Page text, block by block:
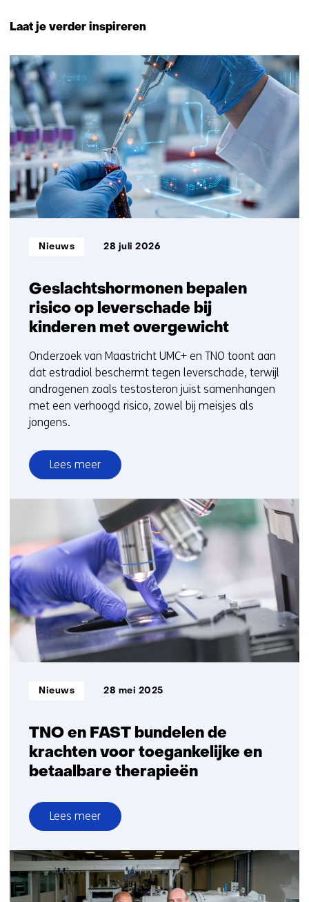
Laat je verder inspireren
5
resultaten,
getoond
1
t/m
5
Geslachtshormonen bepalen
risico op leverschade bij
kinderen met overgewicht
Informatietype:
Nieuws 28 juli 2026
Onderzoek van Maastricht UMC+ en TNO toont aan
dat estradiol beschermt tegen leverschade, terwijl
androgenen zoals testosteron juist samenhangen
met een verhoogd risico, zowel bij meisjes als
jongens.
Lees meer
over
Geslachtshormonen
op
leverschade
bij
kinderen
met
overgewicht
TNO en FAST bundelen de
krachten voor toegankelijke en
betaalbare therapieën
Informatietype:
Nieuws 28 mei 2025
Lees meer
over
TNO
en
FAST
bundelen